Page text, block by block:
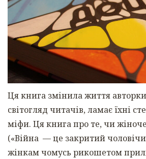
Ця книга змінила життя
світогляд читачів, ламає їхні
міфи. Ця книга про те, чи
(«Війна — це закритий
жінкам чомусь рикошетом